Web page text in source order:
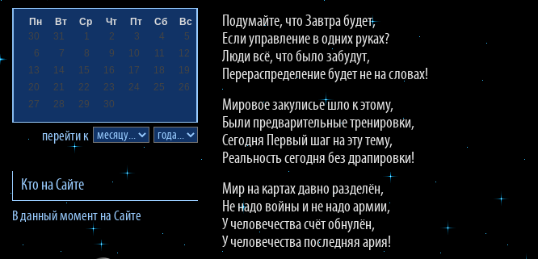
Пн Вт Ср Чт Пт Сб
Вс
30
31 1 2 3 4
5
6
7 8 9 10 11
12
13
14 15 16 17 18
19
20
21 22 23 24 25
26
27
28 29 30
перейти к
Кто на Сайте
В данный момент на Сайте
Подумайте, что Завтра будет,
Если управление в одних руках?
Люди всё, что было забудут,
Перераспределение будет не на словах!
Мировое закулисье шло к этому,
Были предварительные тренировки,
Сегодня Первый шаг на эту тему,
Реальность сегодня без драпировки!
Мир на картах давно разделён,
Не надо войны и не надо армии,
У человечества счёт обнулён,
У человечества последняя ария!